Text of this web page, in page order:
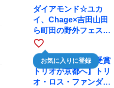
ダイアモンド☆ユカ
イ、Chage×吉田山田
ら町田の野外フェスに
出演
favorite_border
お気に入りに登録
【日本タンゴ大賞受賞
トリオが京都へ】トリ
オ・ロス・ファンダン